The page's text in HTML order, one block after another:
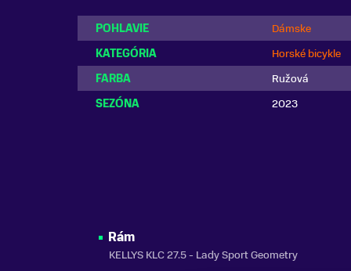
POHLAVIE Dámske
KATEGÓRIA
Horské bicykle
FARBA
Ružová
SEZÓNA
2023
Rám
KELLYS KLC 27.5 - Lady Sport Geometry